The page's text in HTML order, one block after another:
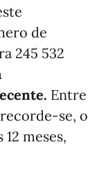
de
245 532
Entre
se, o
meses,